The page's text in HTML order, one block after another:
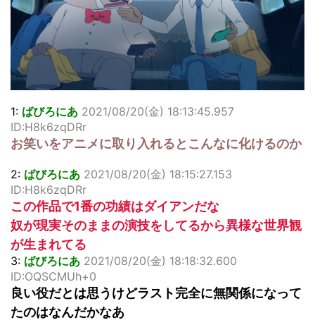
超能力が使えるようになったので限界まで極める事にした件
その２
北原ももさんの挑発!!!
【画像】『プリズマ☆イリヤ』の新グッズ、流石に一線を越
えてしまう
敵「ダンクーガは合体するまでが長過ぎてつまらない」←合
まとめチェッカーは閉鎖しました。RSSの解除をお願いしま
す。
【信長の野望・新生】米問屋をどういう時にどこに建てるの
NHKにようこそ！を見終えたんだがｗｗｗ
Powered by livedoor 相互RSS
1: ばびろにあ 2021/08/20(金) 18:13:45.957
ID:H8k6zqDRr
お笑いをアニメに取り入れるとこんなに化けるのか
2: ばびろにあ 2021/08/20(金) 18:15:27.153
ID:H8k6zqDRr
この作品で1番の功績はダイアンだな
奴が現実そのままの演技をしてるから異様な世界観
が生まれてる
3: ばびろにあ 2021/08/20(金) 18:18:32.600
ID:OQSCMUh+0
良い役だとは思うけどラスト完全に無関係になって
たのはなんだかなあ